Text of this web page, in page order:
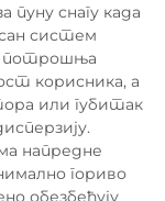
снагу када
систем
потрошња
корисника, а
или губитак
напредне
гориво
обезбеђују